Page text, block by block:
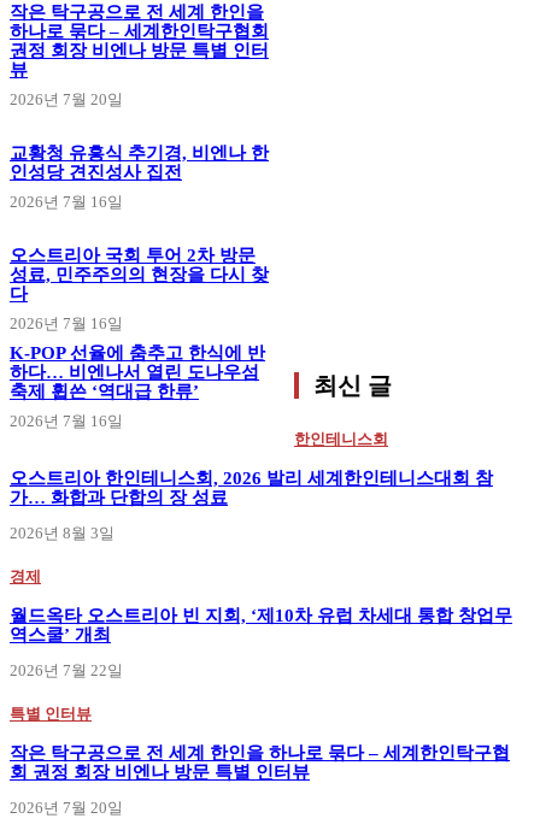
작은 탁구공으로 전 세계 한인을
하나로 묶다 – 세계한인탁구협회
권정 회장 비엔나 방문 특별 인터
뷰
2026년 7월 20일
교황청 유흥식 추기경, 비엔나 한
인성당 견진성사 집전
2026년 7월 16일
오스트리아 국회 투어 2차 방문
성료, 민주주의의 현장을 다시 찾
다
2026년 7월 16일
K-POP 선율에 춤추고 한식에 반
하다… 비엔나서 열린 도나우섬
축제 휩쓴 ‘역대급 한류’
2026년 7월 16일
최신 글
한인테니스회
오스트리아 한인테니스회, 2026 발리 세계한인테니스대회 참
가… 화합과 단합의 장 성료
2026년 8월 3일
경제
월드옥타 오스트리아 빈 지회, ‘제10차 유럽 차세대 통합 창업무
역스쿨’ 개최
2026년 7월 22일
특별 인터뷰
작은 탁구공으로 전 세계 한인을 하나로 묶다 – 세계한인탁구협
회 권정 회장 비엔나 방문 특별 인터뷰
2026년 7월 20일